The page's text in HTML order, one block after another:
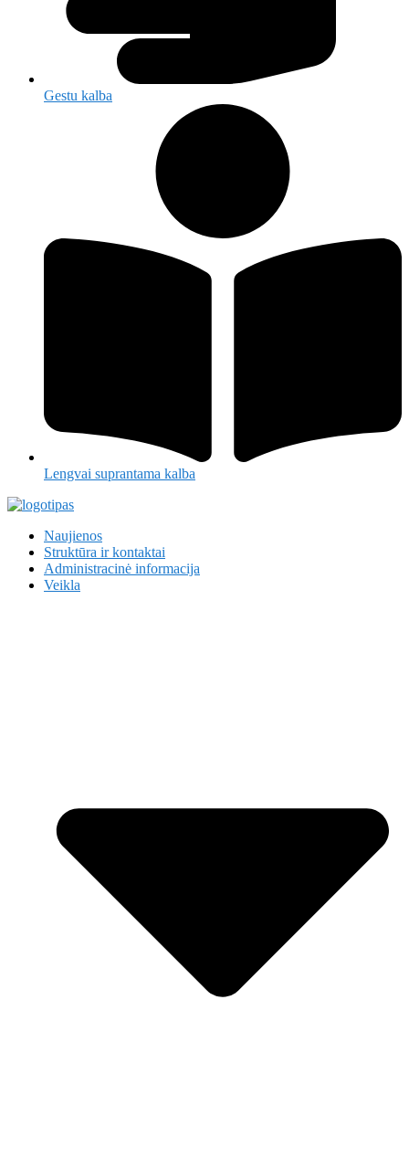
Gestu kalba
Lengvai suprantama kalba
Naujienos
Struktūra ir kontaktai
Administracinė informacija
Veikla